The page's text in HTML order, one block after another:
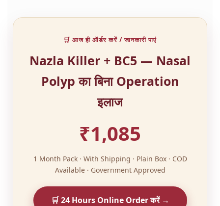
🛒 आज ही ऑर्डर करें / जानकारी पाएं
Nazla Killer + BC5 — Nasal
Polyp का बिना Operation
इलाज
₹1,085
1 Month Pack · With Shipping · Plain Box · COD
Available · Government Approved
🛒 24 Hours Online Order करें →